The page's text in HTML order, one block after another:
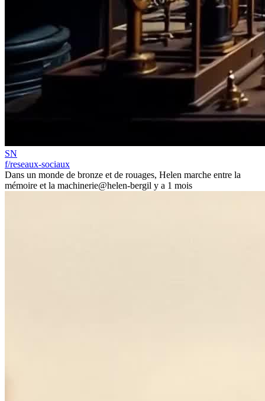
SN
f/reseaux-sociaux
Dans un monde de bronze et de rouages, Helen marche entre la
mémoire et la machinerie@helen-bergil y a 1 mois